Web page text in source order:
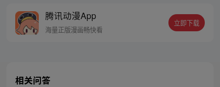
腾讯动漫App
海量正版漫画畅快看
立即下载
相关问答